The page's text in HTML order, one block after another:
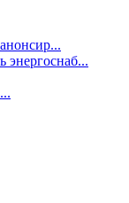
энергоснаб...